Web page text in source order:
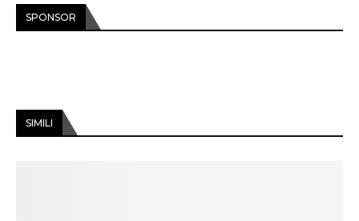
SPONSOR
SIMILI